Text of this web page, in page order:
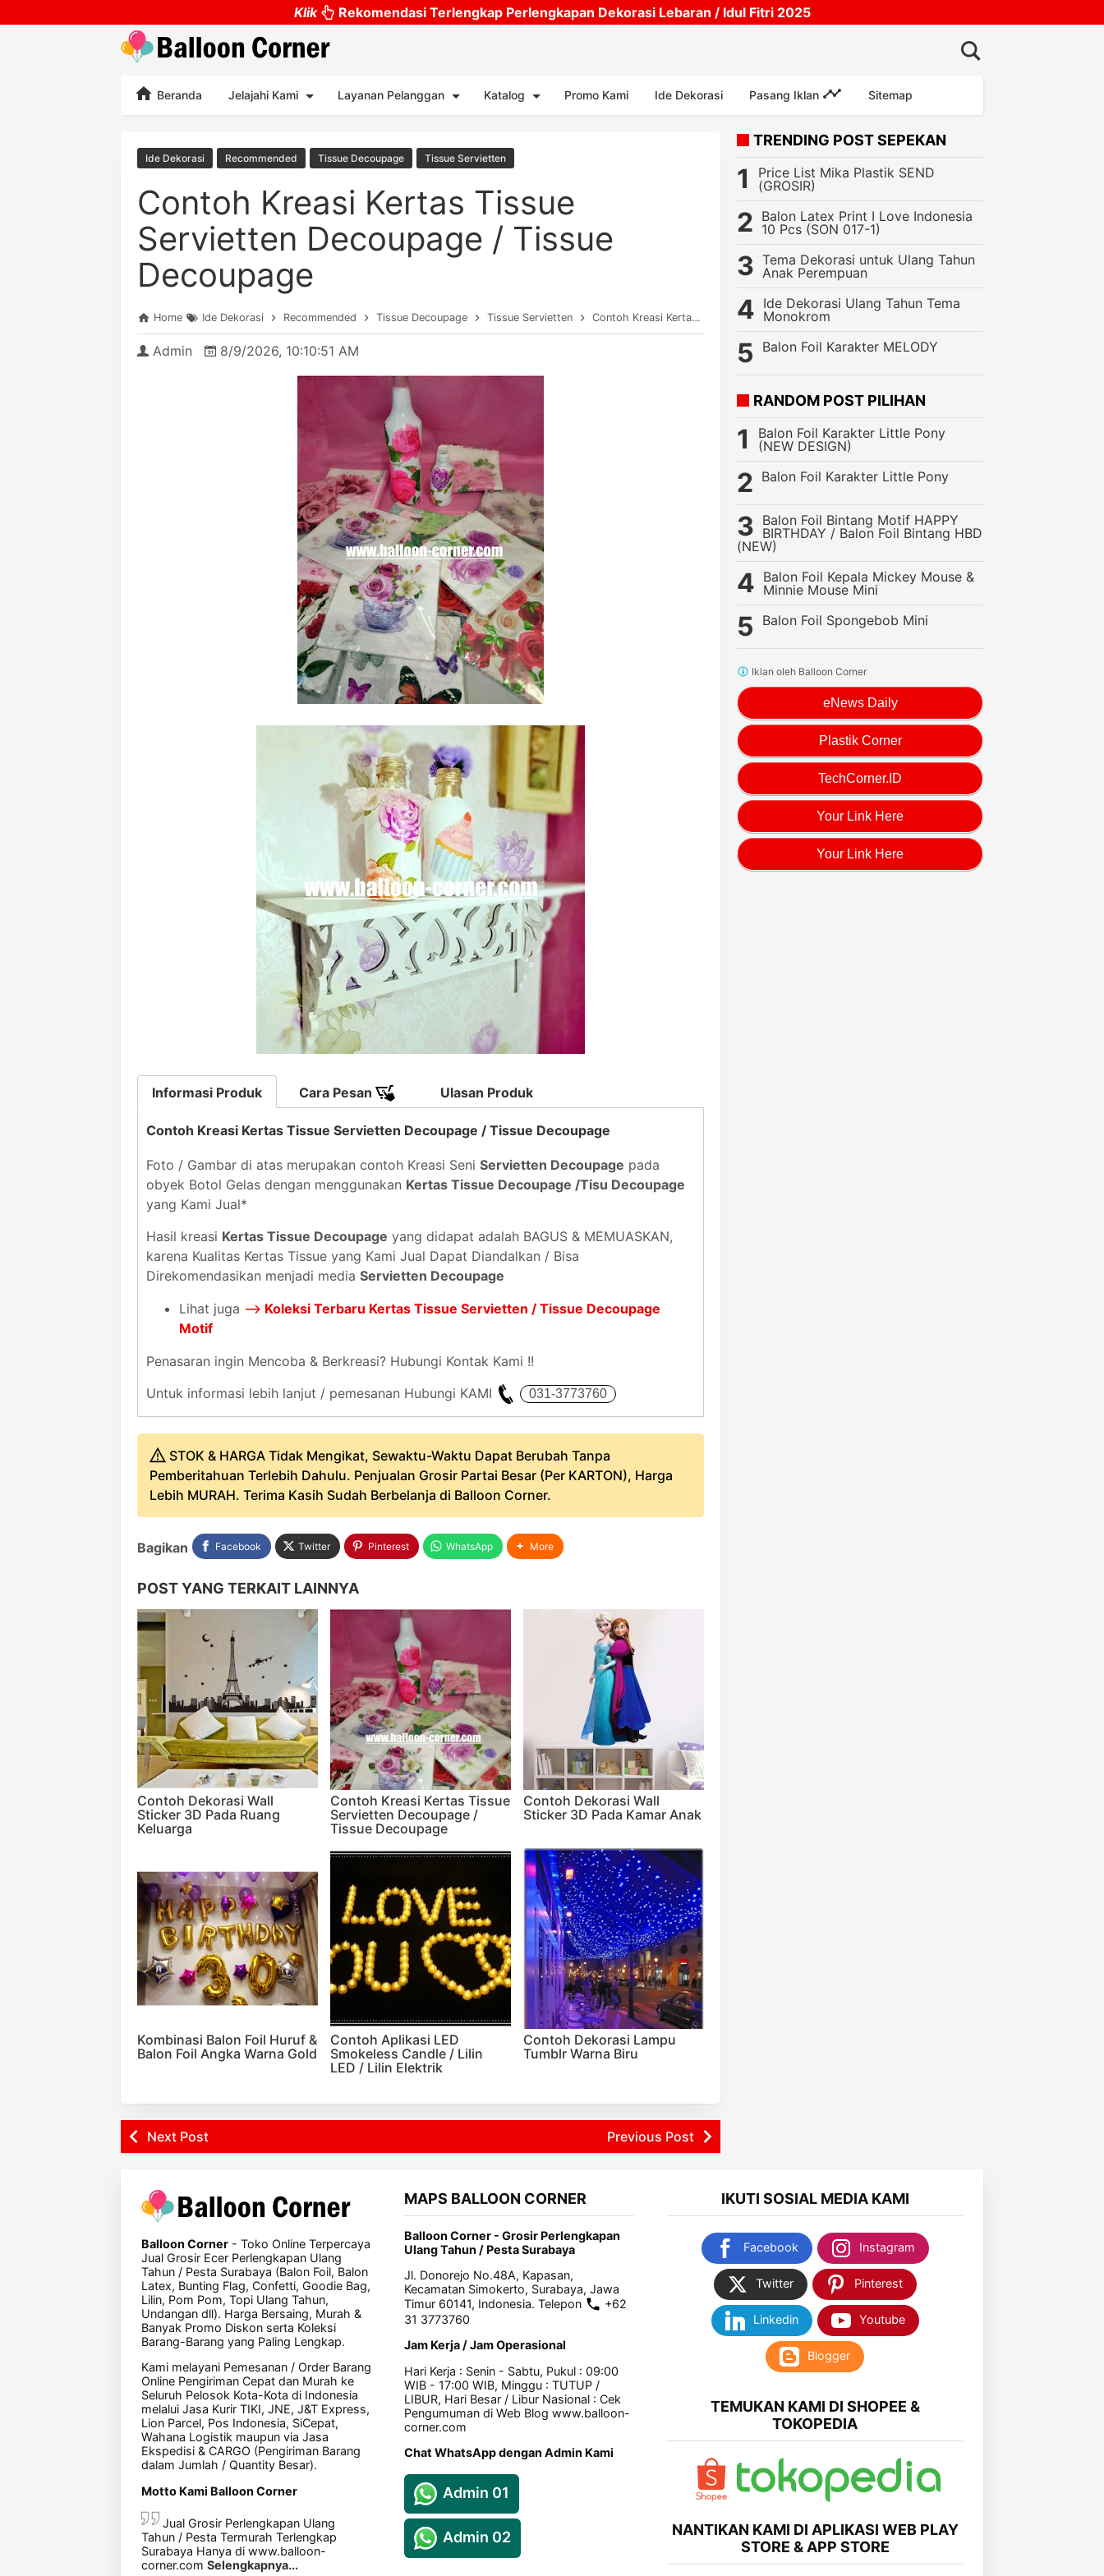
Skip to main content
Klik Rekomendasi Terlengkap Perlengkapan Dekorasi Lebaran / Idul Fitri 2025
Beranda Jelajahi Kami Layanan Pelanggan Katalog Promo Kami Ide Dekorasi Pasang Iklan Sitemap
Ide Dekorasi Recommended Tissue Decoupage Tissue Servietten
Contoh Kreasi Kertas Tissue
Servietten Decoupage / Tissue
Decoupage
Home Ide Dekorasi Recommended Tissue Decoupage Tissue Servietten Contoh Kreasi Kertas Tissue Servietten Decoupage / Tissue Decoupage
Admin 8/9/2026, 10:10:51 AM
Informasi Produk
Contoh Kreasi Kertas Tissue Servietten Decoupage / Tissue Decoupage
Foto / Gambar di atas merupakan contoh Kreasi Seni Servietten Decoupage pada
obyek Botol Gelas dengan menggunakan Kertas Tissue Decoupage /Tisu Decoupage
yang Kami Jual*
Hasil kreasi Kertas Tissue Decoupage yang didapat adalah BAGUS & MEMUASKAN,
karena Kualitas Kertas Tissue yang Kami Jual Dapat Diandalkan / Bisa
Direkomendasikan menjadi media Servietten Decoupage
Lihat juga --> Koleksi Terbaru Kertas Tissue Servietten / Tissue Decoupage
Motif
Penasaran ingin Mencoba & Berkreasi? Hubungi Kontak Kami !!
Untuk informasi lebih lanjut / pemesanan Hubungi KAMI
Cara Pesan Ulasan Produk
STOK & HARGA Tidak Mengikat, Sewaktu-Waktu Dapat Berubah Tanpa
Pemberitahuan Terlebih Dahulu. Penjualan Grosir Partai Besar (Per KARTON), Harga
Lebih MURAH. Terima Kasih Sudah Berbelanja di Balloon Corner.
Bagikan Facebook Twitter Pinterest WhatsApp More
POST YANG TERKAIT LAINNYA
Contoh Dekorasi Wall
Sticker 3D Pada Ruang
Keluarga
Contoh Kreasi Kertas Tissue
Servietten Decoupage /
Tissue Decoupage
Contoh Dekorasi Wall
Sticker 3D Pada Kamar Anak
Kombinasi Balon Foil Huruf &
Balon Foil Angka Warna Gold
Contoh Aplikasi LED
Smokeless Candle / Lilin
LED / Lilin Elektrik
Contoh Dekorasi Lampu
Tumblr Warna Biru
Next Post Previous Post
TRENDING POST SEPEKAN
Price List Mika Plastik SEND
(GROSIR)
Balon Latex Print I Love Indonesia
10 Pcs (SON 017-1)
Tema Dekorasi untuk Ulang Tahun
Anak Perempuan
Ide Dekorasi Ulang Tahun Tema
Monokrom
Balon Foil Karakter MELODY
RANDOM POST PILIHAN
Balon Foil Karakter Little Pony
(NEW DESIGN)
Balon Foil Karakter Little Pony
Balon Foil Bintang Motif HAPPY
BIRTHDAY / Balon Foil Bintang HBD
(NEW)
Balon Foil Kepala Mickey Mouse &
Minnie Mouse Mini
Balon Foil Spongebob Mini
eNews Daily
Plastik Corner
TechCorner.ID
Your Link Here
Your Link Here
Iklan oleh Balloon Corner
Balloon Corner - Toko Online Terpercaya
Jual Grosir Ecer Perlengkapan Ulang
Tahun / Pesta Surabaya (Balon Foil, Balon
Latex, Bunting Flag, Confetti, Goodie Bag,
Lilin, Pom Pom, Topi Ulang Tahun,
Undangan dll). Harga Bersaing, Murah &
Banyak Promo Diskon serta Koleksi
Barang-Barang yang Paling Lengkap.
Kami melayani Pemesanan / Order Barang
Online Pengiriman Cepat dan Murah ke
Seluruh Pelosok Kota-Kota di Indonesia
melalui Jasa Kurir TIKI, JNE, J&T Express,
Lion Parcel, Pos Indonesia, SiCepat,
Wahana Logistik maupun via Jasa
Ekspedisi & CARGO (Pengiriman Barang
dalam Jumlah / Quantity Besar).
Motto Kami Balloon Corner
Jual Grosir Perlengkapan Ulang
Tahun / Pesta Termurah Terlengkap
Surabaya Hanya di www.balloon-
corner.com Selengkapnya...
MAPS BALLOON CORNER
Balloon Corner - Grosir Perlengkapan
Ulang Tahun / Pesta Surabaya
Jl. Donorejo No.48A, Kapasan,
Kecamatan Simokerto, Surabaya, Jawa
Timur 60141, Indonesia. Telepon
+62
31 3773760
Jam Kerja / Jam Operasional
Hari Kerja : Senin - Sabtu, Pukul : 09:00
WIB - 17:00 WIB, Minggu : TUTUP /
LIBUR, Hari Besar / Libur Nasional : Cek
Pengumuman di Web Blog www.balloon-
corner.com
Chat WhatsApp dengan Admin Kami
Admin 01
Admin 02
IKUTI SOSIAL MEDIA KAMI
Facebook Instagram
Twitter Pinterest
Linkedin Youtube
Blogger
TEMUKAN KAMI DI SHOPEE &
TOKOPEDIA
NANTIKAN KAMI DI APLIKASI WEB PLAY
STORE & APP STORE